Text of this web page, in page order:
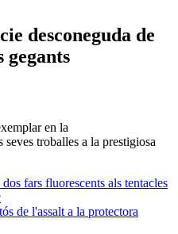
desconeguda de
gegants
en la
troballes a la prestigiosa
fars fluorescents als tentacles
de l'assalt a la protectora